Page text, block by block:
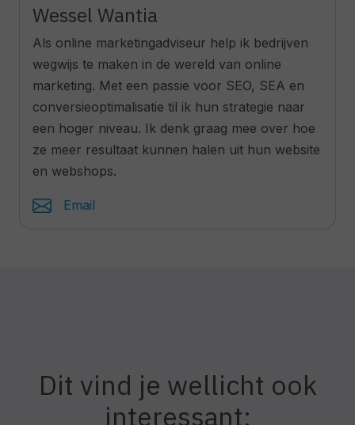
Wessel Wantia
Als online marketingadviseur help ik bedrijven
wegwijs te maken in de wereld van online
marketing. Met een passie voor SEO, SEA en
conversieoptimalisatie til ik hun strategie naar
een hoger niveau. Ik denk graag mee over hoe
ze meer resultaat kunnen halen uit hun website
en webshops.
Email
Dit vind je wellicht ook
interessant: